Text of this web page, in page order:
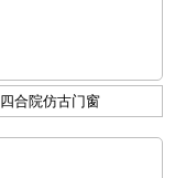
四合院仿古门窗